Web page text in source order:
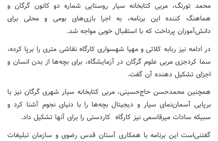
محمد تورنگ، مربی کتابخانه سیار روستایی شماره دو کانون گرگان و
هماهنگ کننده این برنامه، به اجرا بازی‌های بومی و محلی برای
دانش‌آموزان پرداخت که با استقبال خوبی مواجه شد.
در ادامه نیز ربابه کلاتی و مهیا شهسواری کارگاه نقاشی متری را برپا کرده،
سما کردجزی مربی علوم گرگان در آزمایشگاه، برای بچه‌‎ها از بدن انسان و
اجزای تشکیل دهنده آن گفت.
همچنین محمدحسن حاج‌حسینی، مربی کتابخانه سیار شهری گرگان نیز با
برپایی آسمان‌نمای سیار و دیجیتال بچه‌ها را با دنیای نجوم آشنا کرد و
سبیکه سادات میرقاسمی نیز کارگاه کاردستی را برای آنها تشکیل داد.
گفتنی‌است این برنامه با همکاری آستان قدس رضوی و سازمان تبلیغات